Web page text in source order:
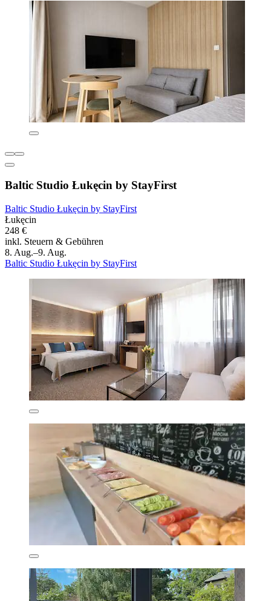
Baltic Studio Łukęcin by StayFirst
Baltic Studio Łukęcin by StayFirst
Łukęcin
248 €
inkl. Steuern & Gebühren
8. Aug.–9. Aug.
Baltic Studio Łukęcin by StayFirst